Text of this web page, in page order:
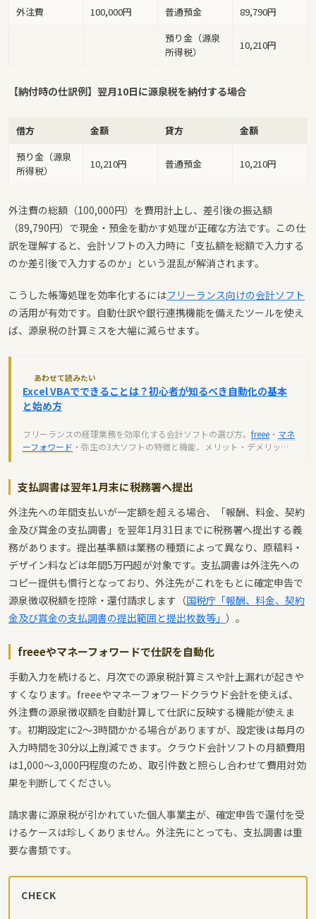
外注費
100,000円 普通預金
89,790円
預り金（源泉
所得税）
10,210円
【納付時の仕訳例】翌月10日に源泉税を納付する場合
借方 金額 貸方
金額
預り金（源泉
所得税）
10,210円 普通預金 10,210円
外注費の総額（100,000円）を費用計上し、差引後の振込額
（89,790円）で現金・預金を動かす処理が正確な方法です。この仕
訳を理解すると、会計ソフトの入力時に「支払額を総額で入力する
のか差引後で入力するのか」という混乱が解消されます。
こうした帳簿処理を効率化するにはフリーランス向けの会計ソフト
の活用が有効です。自動仕訳や銀行連携機能を備えたツールを使え
ば、源泉税の計算ミスを大幅に減らせます。
あわせて読みたい
Excel VBAでできることは？初心者が知るべき自動化の基本
と始め方
フリーランスの経理業務を効率化する会計ソフトの選び方。 freee ・ マネ
ーフォワード ・弥生の3大ソフトの特徴と機能、メリット・デメリット
支払調書は翌年1月末に税務署へ提出
外注先への年間支払いが一定額を超える場合、「報酬、料金、契約
金及び賞金の支払調書」を翌年1月31日までに税務署へ提出する義
務があります。提出基準額は業務の種類によって異なり、原稿料・
デザイン料などは年間5万円超が対象です。支払調書は外注先への
コピー提供も慣行となっており、外注先がこれをもとに確定申告で
源泉徴収税額を控除・還付請求します（国税庁「報酬、料金、契約
金及び賞金の支払調書の提出範囲と提出枚数等」 ）。
freeeやマネーフォワードで仕訳を自動化
手動入力を続けると、月次での源泉税計算ミスや計上漏れが起きや
すくなります。freeeやマネーフォワードクラウド会計を使えば、
外注費の源泉徴収額を自動計算して仕訳に反映する機能が使えま
す。初期設定に2〜3時間かかる場合がありますが、設定後は毎月の
入力時間を30分以上削減できます。クラウド会計ソフトの月額費用
は1,000〜3,000円程度のため、取引件数と照らし合わせて費用対効
果を判断してください。
請求書に源泉税が引かれていた個人事業主が、確定申告で還付を受
けるケースは珍しくありません。外注先にとっても、支払調書は重
要な書類です。
CHECK